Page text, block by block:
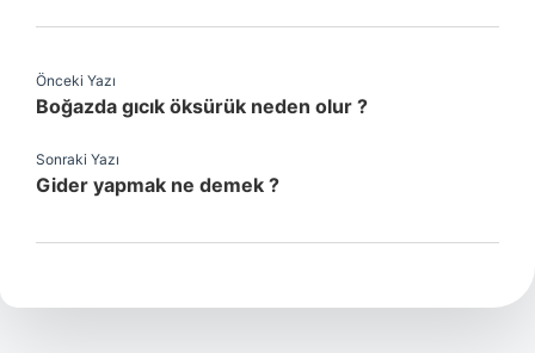
Önceki Yazı
Boğazda gıcık öksürük neden olur ?
Sonraki Yazı
Gider yapmak ne demek ?